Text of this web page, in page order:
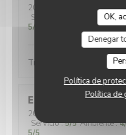
OK,
Denegar
Política de
Política de
2026-07-23
- 13:15 -
Servicio
Ambiente: 5
5/5
Trop bon, top burgers au
Eric
2026-07-17
Servicio:5/5 Ambiente:4